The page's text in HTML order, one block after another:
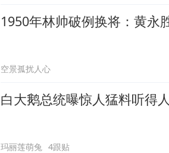
1950年林帅破例换将：黄永
空景孤扰人心
白大鹅总统曝惊人猛料听得
玛丽莲萌兔 4跟贴